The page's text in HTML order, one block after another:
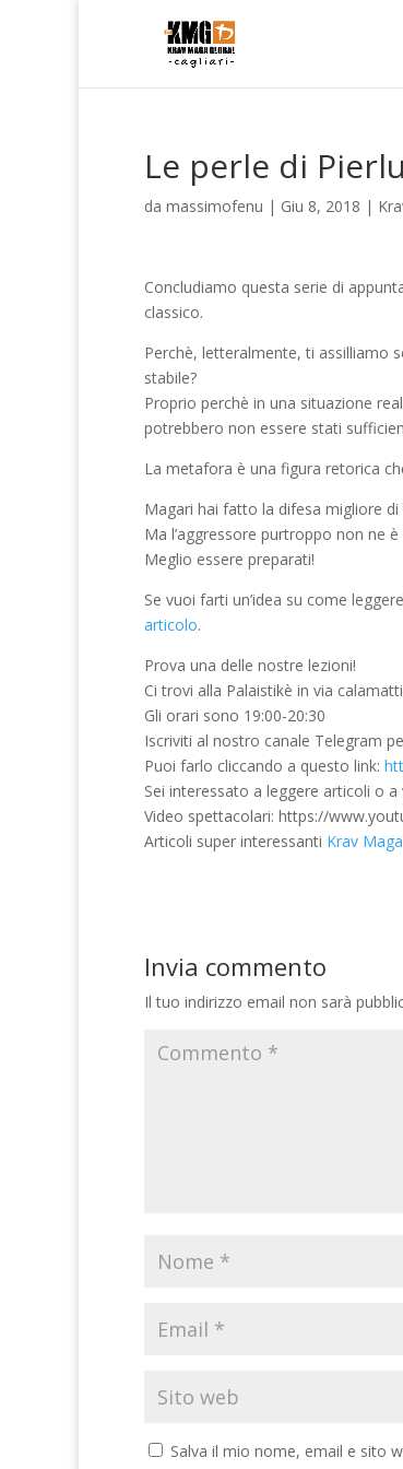
Le perle di
da massimofenu | Giu 8, 2018 |
Concludiamo questa serie di
classico.
Perchè, letteralmente, ti assilliamo
stabile?
Proprio perchè in una situazione
potrebbero non essere stati
La metafora è una figura retorica
Magari hai fatto la difesa migliore
Ma l’aggressore purtroppo non ne
Meglio essere preparati!
Se vuoi farti un’idea su come
articolo.
Prova una delle nostre lezioni!
Ci trovi alla Palaistikè in via
Gli orari sono 19:00-20:30
Iscriviti al nostro canale Telegram
Puoi farlo cliccando a questo link:
Sei interessato a leggere articoli o
Video spettacolari: https://
Articoli super interessanti Krav
Invia commento
Il tuo indirizzo email non sarà
Salva il mio nome, email e sito